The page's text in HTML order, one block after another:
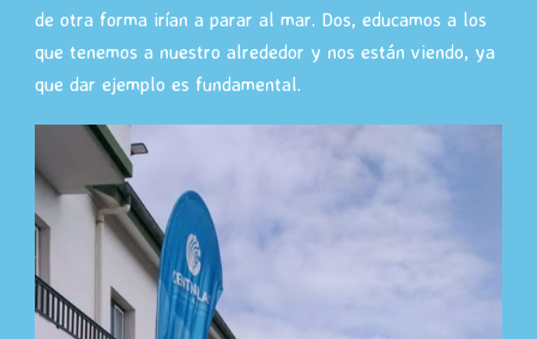
de otra forma irían a parar al mar. Dos, educamos a los
que tenemos a nuestro alrededor y nos están viendo, ya
que dar ejemplo es fundamental.